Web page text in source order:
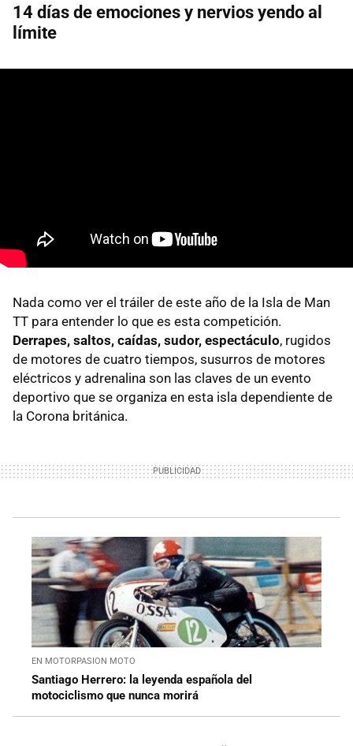
14 días de emociones y nervios yendo al
límite
Nada como ver el tráiler de este año de la Isla de Man
TT para entender lo que es esta competición.
Derrapes, saltos, caídas, sudor, espectáculo, rugidos
de motores de cuatro tiempos, susurros de motores
eléctricos y adrenalina son las claves de un evento
deportivo que se organiza en esta isla dependiente de
la Corona británica.
EN MOTORPASION MOTO
Santiago Herrero: la leyenda española del
motociclismo que nunca morirá